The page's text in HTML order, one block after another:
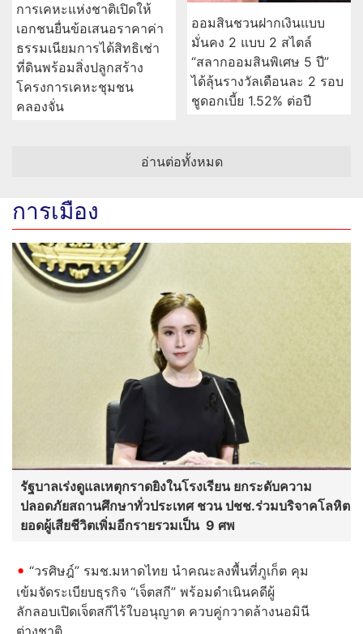
การเคหะแห่งชาติเปิดให้
เอกชนยื่นข้อเสนอราคาค่า
ธรรมเนียมการได้สิทธิเช่า
ที่ดินพร้อมสิ่งปลูกสร้าง
โครงการเคหะชุมชน
คลองจั่น
ออมสินชวนฝากเงินแบบ
มั่นคง 2 แบบ 2 สไตล์
“สลากออมสินพิเศษ 5 ปี”
ได้ลุ้นรางวัลเดือนละ 2 รอบ
ชูดอกเบี้ย 1.52% ต่อปี
อ่านต่อทั้งหมด
การเมือง
รัฐบาลเร่งดูแลเหตุกราดยิงในโรงเรียน ยกระดับความ
ปลอดภัยสถานศึกษาทั่วประเทศ ชวน ปชช.ร่วมบริจาคโลหิต
ยอดผู้เสียชีวิตเพิ่มอีกรายรวมเป็น 9 ศพ
“วรศิษฎ์” รมช.มหาดไทย นำคณะลงพื้นที่ภูเก็ต คุม
เข้มจัดระเบียบธุรกิจ “เจ็ตสกี” พร้อมดำเนินคดีผู้
ลักลอบเปิดเจ็ตสกีไร้ใบอนุญาต ควบคู่กวาดล้างนอมินี
ต่างชาติ